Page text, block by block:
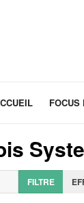
FOCUS
FILTRE